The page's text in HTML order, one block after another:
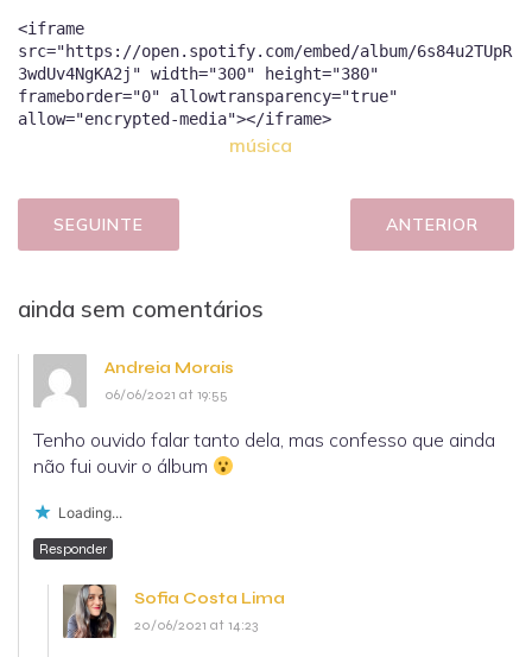
<iframe
src="https://open.spotify.com/embed/album/6s84u2TUpR
3wdUv4NgKA2j" width="300" height="380"
frameborder="0" allowtransparency="true"
música
SEGUINTE ANTERIOR
ainda sem comentários
Andreia Morais
06/06/2021 at 19:55
Tenho ouvido falar tanto dela, mas confesso que ainda
não fui ouvir o álbum
Loading...
Responder
Sofia Costa Lima
20/06/2021 at 14:23